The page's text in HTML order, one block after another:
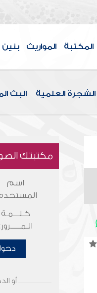
المكتبة المواريث بنين
الشجرة العلمية البث
مكتبتك
اسم
كـلـــمـة
أو